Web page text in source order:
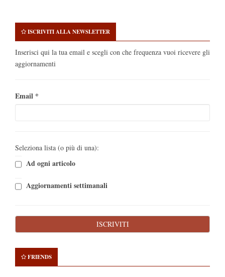
ISCRIVITI ALLA NEWSLETTER
Inserisci qui la tua email e scegli con che frequenza vuoi ricevere gli
aggiornamenti
Email *
Seleziona lista (o più di una):
Ad ogni articolo
Aggiornamenti settimanali
FRIENDS